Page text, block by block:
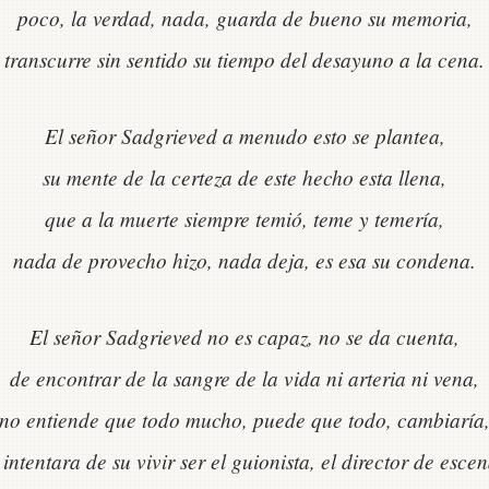
poco, la verdad, nada, guarda de bueno su memoria,
transcurre sin sentido su tiempo del desayuno a la cena.
El señor Sadgrieved a menudo esto se plantea,
su mente de la certeza de este hecho esta llena,
que a la muerte siempre temió, teme y temería,
nada de provecho hizo, nada deja, es esa su condena.
El señor Sadgrieved no es capaz, no se da cuenta,
de encontrar de la sangre de la vida ni arteria ni vena,
no entiende que todo mucho, puede que todo, cambiaría,
de su vivir ser el guionista, el director de